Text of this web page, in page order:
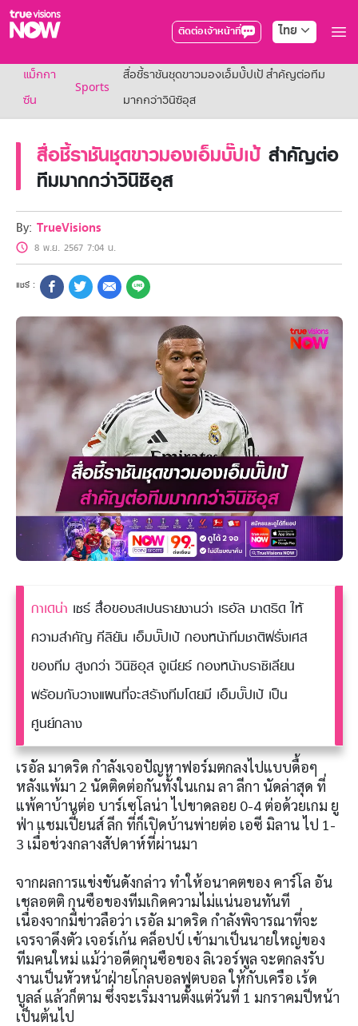
ติดต่อเจ้าหน้าที่ ไทย
True AF2026
แพ็กเกจ
NOW SPORTS
NOW Muay Thai
แพ็กเกจทรูวิชันส์นาวทั้งหมด
เคเบิลและจานดาวเทียม
สิทธิพิเศษ
สิทธิพิเศษลูกค้าทรูวิชั่นส์
Showtime
HoReCa
แพ็กเกจสำหรับผู้ประกอบการ
หาร้านร่วมรายการ
FAQs
แม็กกา
ซีน
Sports
สื่อชี้ราชันชุดขาวมองเอ็มบั๊ปเป้ สำคัญต่อทีม
มากกว่าวินิซิอุส
สื่อชี้ราชันชุดขาวมองเอ็มบั๊ปเป้ สำคัญต่อ
ทีมมากกว่าวินิซิอุส
By: TrueVisions
8 พ.ย. 2567 7:04 น.
กาเดน่า เซร์ สื่อของสเปนรายงานว่า เรอัล มาดริด ให้
ความสำคัญ คีลิยัน เอ็มบั๊ปเป้ กองหน้าทีมชาติฝรั่งเศส
ของทีม สูงกว่า วินิซิอุส จูเนียร์ กองหน้าบราซิเลียน
พร้อมกับวางแผนที่จะสร้างทีมโดยมี เอ็มบั๊ปเป้ เป็น
ศูนย์กลาง
เรอัล มาดริด กำลังเจอปัญหาฟอร์มตกลงไปแบบดื้อๆ
หลังแพ้มา 2 นัดติดต่อกันทั้งในเกม ลา ลีกา นัดล่าสุด ที่
แพ้คาบ้านต่อ บาร์เซโลน่า ไปขาดลอย 0-4 ต่อด้วยเกม ยู
ฟ่า แชมเปี้ยนส์ ลีก ที่ก็เปิดบ้านพ่ายต่อ เอซี มิลาน ไป 1-
3 เมื่อช่วงกลางสัปดาห์ที่ผ่านมา
จากผลการแข่งขันดังกล่าว ทำให้อนาคตของ คาร์โล อัน
เชลอตติ กุนซือของทีมเกิดความไม่แน่นอนทันที
เนื่องจากมีข่าวลือว่า เรอัล มาดริด กำลังพิจารณาที่จะ
เจรจาดึงตัว เจอร์เก้น คล็อปป์ เข้ามาเป็นนายใหญ่ของ
ทีมคนใหม่ แม้ว่าอดีตกุนซือของ ลิเวอร์พูล จะตกลงรับ
งานเป็นหัวหน้าฝ่ายโกลบอลฟุตบอล ให้กับเครือ เร้ด
บูลล์ แล้วก็ตาม ซึ่งจะเริ่มงานตั้งแต่วันที่ 1 มกราคมปีหน้า
เป็นต้นไป